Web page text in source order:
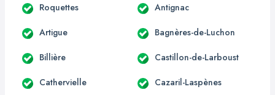
Roquettes Antignac
Artigue Bagnères-de-Luchon
Billière Castillon-de-Larboust
Cathervielle Cazaril-Laspènes